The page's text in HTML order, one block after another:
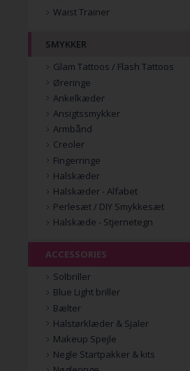
Waist Trainer
SMYKKER
Glam Tattoos / Flash Tattoos
Øreringe
Ankelkæder
Ansigtssmykker
Armbånd
Creoler
Fingerringe
Halskæder
Halskæder - Alfabet
Perlesæt / DIY Smykkesæt
Halskæde - Stjernetegn
ACCESSORIES
Solbriller
Blue Light briller
Bælter
Halstørklæder & Sjaler
Makeup Spejle
Negle Startpakker & kits